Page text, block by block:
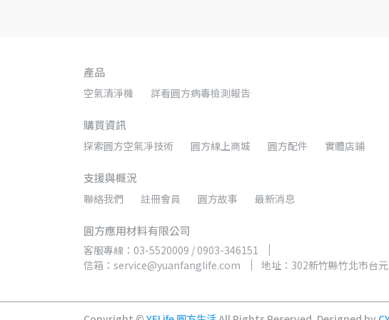
產品
空氣清淨機 詳看圓方病毒檢測報告
購買資訊
探索圓方空氣凈技術 圓方線上商城 圓方配件 實體店鋪
支援與概況
聯絡我們 註冊會員 圓方故事 最新消息
圓方應用材料有限公司
客服專線：03-5520009 / 0903-346151
信箱：service@yuanfanglife.com
地址：302新竹縣竹北市台